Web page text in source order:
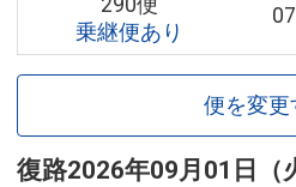
290便
乗継便あり
便を変更
復路2026年09月01日（